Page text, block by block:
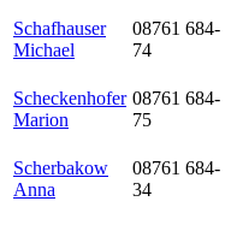
Schafhauser
Michael
08761 684-
74
Scheckenhofer
Marion
08761 684-
75
Scherbakow
Anna
08761 684-
34